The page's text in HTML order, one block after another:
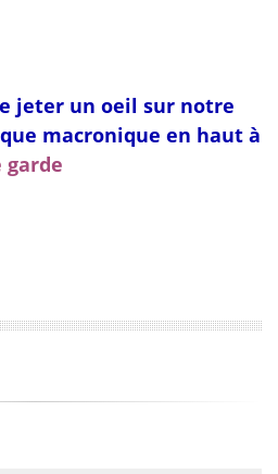
jeter un oeil sur notre
macronique en haut à
garde